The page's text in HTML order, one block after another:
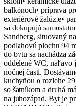
balkónoch• príprava
exteriérové žalúzie•
sa dokupujú
Sandberg, situovaný
podlahovú plochu 94
do bytu sa nachádza
oddelené WC, naľavo
nočnej časti.
kuchyňou o rozlohe
so šatníkom a druhá
na juhozápad. Byt je